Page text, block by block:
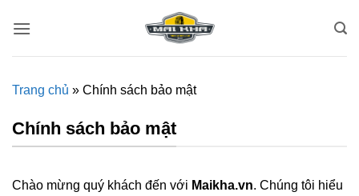
qua
Trang chủ » Chính sách bảo mật
Chính sách bảo mật
Chào mừng quý khách đến với Maikha.vn. Chúng tôi hiểu